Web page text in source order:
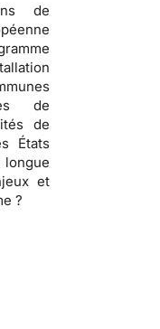
de
de
de
États
longue
et
?